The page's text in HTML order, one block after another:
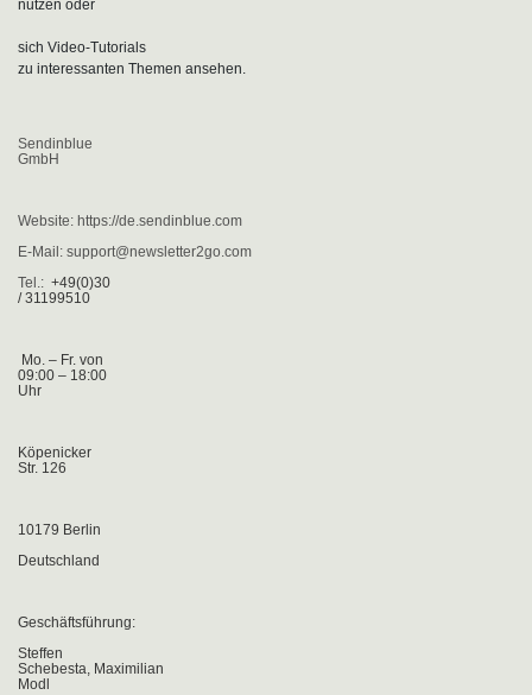
nutzen oder
sich Video-Tutorials
zu interessanten Themen ansehen.
Sendinblue
GmbH
Website: https://de.sendinblue.com
E-Mail: support@newsletter2go.com
Tel.: +49(0)30
/ 31199510
Mo. – Fr. von
09:00 – 18:00
Uhr
Köpenicker
Str. 126
10179 Berlin
Deutschland
Geschäftsführung:
Steffen
Schebesta, Maximilian
Modl